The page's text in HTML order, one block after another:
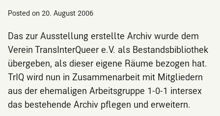
Posted on 20. August 2006
Das zur Ausstellung erstellte Archiv wurde dem
Verein TransInterQueer e.V. als Bestandsbibliothek
übergeben, als dieser eigene Räume bezogen hat.
TrIQ wird nun in Zusammenarbeit mit Mitgliedern
aus der ehemaligen Arbeitsgruppe 1-0-1 intersex
das bestehende Archiv pflegen und erweitern.